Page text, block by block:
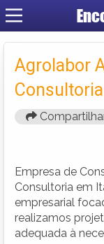
Agrolabor
Consultoria
Empresa de
Consultoria em
empresarial
realizamos
adequada à